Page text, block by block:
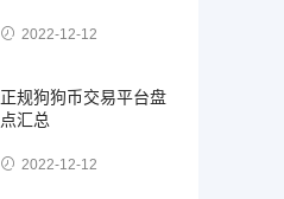
2022-12-12
正规狗狗币交易平台盘
点汇总
2022-12-12